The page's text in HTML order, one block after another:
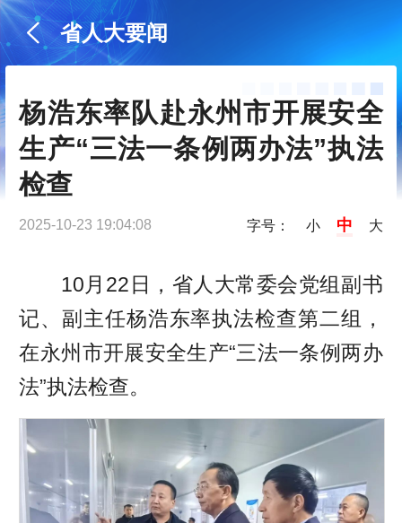
省人大要闻
杨浩东率队赴永州市开展安全
生产“三法一条例两办法”执法
检查
2025-10-23 19:04:08 字号： 小 中 大
10月22日，省人大常委会党组副书
记、副主任杨浩东率执法检查第二组，
在永州市开展安全生产“三法一条例两办
法”执法检查。